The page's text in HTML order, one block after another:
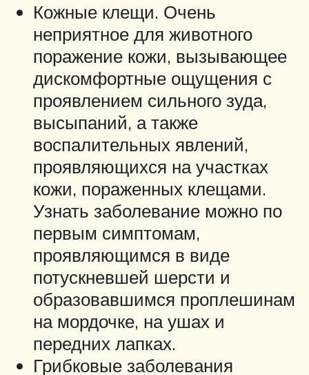
Кожные клещи. Очень
неприятное для животного
поражение кожи, вызывающее
дискомфортные ощущения с
проявлением сильного зуда,
высыпаний, а также
воспалительных явлений,
проявляющихся на участках
кожи, пораженных клещами.
Узнать заболевание можно по
первым симптомам,
проявляющимся в виде
потускневшей шерсти и
образовавшимся проплешинам
на мордочке, на ушах и
передних лапках.
Грибковые заболевания